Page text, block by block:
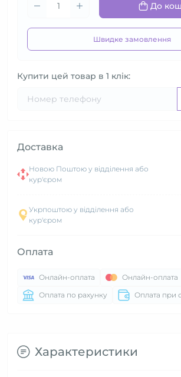
До
Швидке замовлення
Купити цей товар в 1 клік:
Доставка
Новою Поштою у відділення або
кур'єром
Укрпоштою у відділення або
кур'єром
Оплата
Онлайн-оплата
Онлайн-оплата
Оплата по рахунку
Оплата при
Характеристики